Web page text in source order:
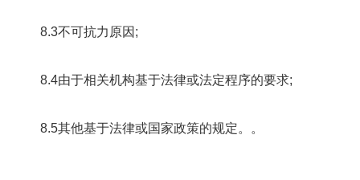
8.3不可抗力原因;
8.4由于相关机构基于法律或法定程序的要求;
8.5其他基于法律或国家政策的规定。。